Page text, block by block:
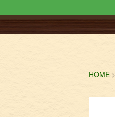
HOME